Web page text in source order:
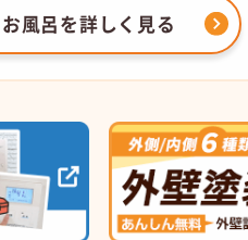
お風呂を詳しく見る